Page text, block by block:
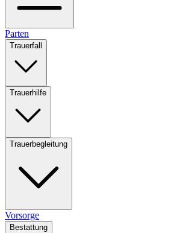
Parten
Trauerfall
Trauerhilfe
Trauerbegleitung
Vorsorge
Bestattung